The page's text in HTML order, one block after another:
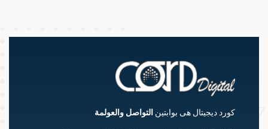
كورد ديجيتال هى بوابتينالتواصلوالعولمة